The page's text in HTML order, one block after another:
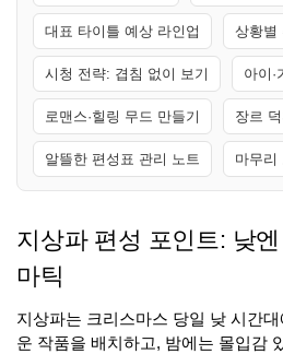
대표 타이틀 예상 라인업 상황별
시청 전략: 겹침 없이 보기 아이·
로맨스·힐링 무드 만들기 장르
알뜰한 편성표 관리 노트 마무리
지상파 편성 포인트: 낮
마틱
지상파는 크리스마스 당일 낮 시간
운 작품을 배치하고, 밤에는 몰입감